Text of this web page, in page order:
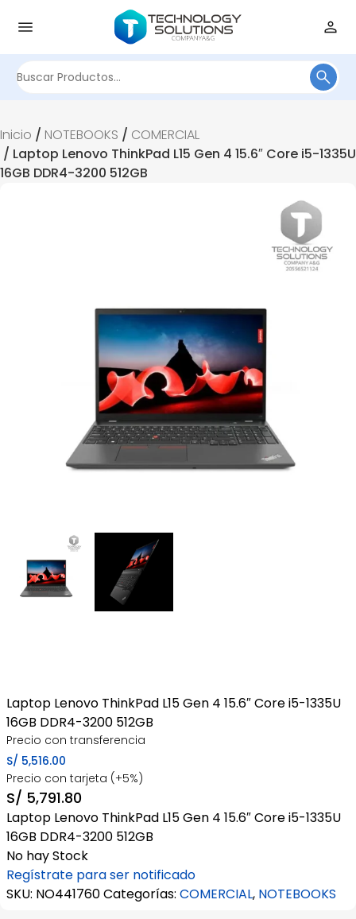
Inicio / NOTEBOOKS / COMERCIAL
/ Laptop Lenovo ThinkPad L15 Gen 4 15.6″ Core i5-1335U
16GB DDR4-3200 512GB
Laptop Lenovo ThinkPad L15 Gen 4 15.6″ Core i5-1335U
16GB DDR4-3200 512GB
Precio con transferencia
S/ 5,516.00
Precio con tarjeta (+5%)
S/ 5,791.80
Laptop Lenovo ThinkPad L15 Gen 4 15.6″ Core i5-1335U
16GB DDR4-3200 512GB
No hay Stock
Regístrate para ser notificado
SKU: NO441760Categorías: COMERCIAL, NOTEBOOKS